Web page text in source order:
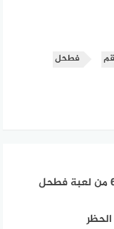
فطحل